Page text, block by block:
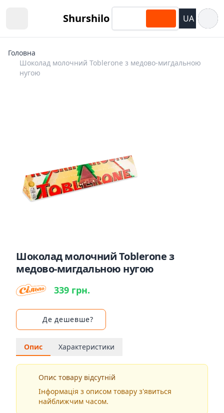
Shurshilo UA
Головна
Шоколад молочний Toblerone з медово-мигдальною
нугою
Шоколад молочний Toblerone з
медово-мигдальною нугою
339 грн.
Де дешевше?
Опис Характеристики
Опис товару відсутній
Інформація з описом товару з'явиться
найближчим часом.